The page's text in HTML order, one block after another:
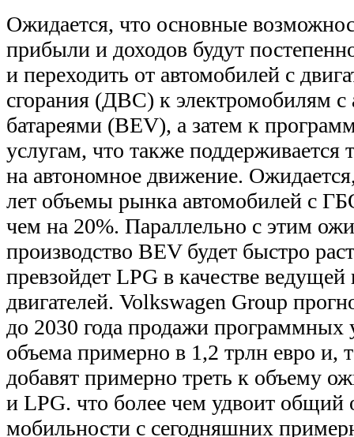
Ожидается, что основные
прибыли и доходов будут
и переходить от автомобилей с
сгорания (ДВС) к электромобилям
батареями (BEV), а затем к
услугам, что также поддерживается
на автономное движение.
лет объемы рынка автомобилей с
чем на 20%. Параллельно с этим
производство BEV будет быстро
превзойдет LPG в качестве
двигателей. Volkswagen Group
до 2030 года продажи программных
объема примерно в 1,2 трлн евро и,
добавят примерно треть к объему
и LPG. что более чем удвоит общий
мобильности с сегодняшних